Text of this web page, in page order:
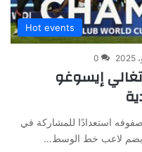
Hot events
0
إيسوغو
استعدادًا للمشاركة في
بضم لاعب خط الوسط…